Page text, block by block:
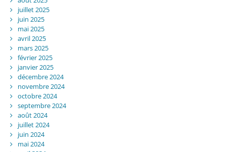
juillet 2025
juin 2025
mai 2025
avril 2025
mars 2025
février 2025
janvier 2025
décembre 2024
novembre 2024
octobre 2024
septembre 2024
août 2024
juillet 2024
juin 2024
mai 2024